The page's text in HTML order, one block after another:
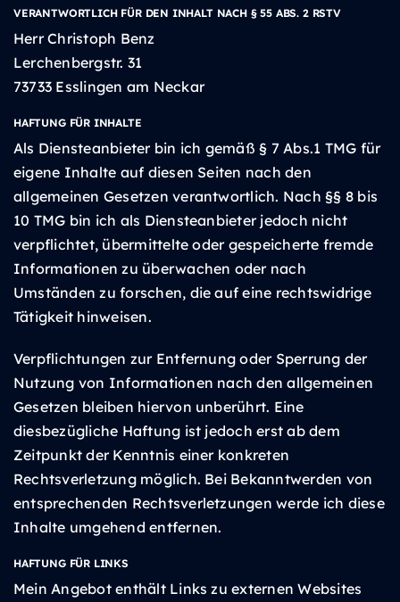
VERANTWORTLICH FÜR DEN INHALT NACH § 55 ABS. 2 RSTV
Herr Christoph Benz
Lerchenbergstr. 31
73733 Esslingen am Neckar
HAFTUNG FÜR INHALTE
Als Diensteanbieter bin ich gemäß § 7 Abs.1 TMG für
eigene Inhalte auf diesen Seiten nach den
allgemeinen Gesetzen verantwortlich. Nach §§ 8 bis
10 TMG bin ich als Diensteanbieter jedoch nicht
verpflichtet, übermittelte oder gespeicherte fremde
Informationen zu überwachen oder nach
Umständen zu forschen, die auf eine rechtswidrige
Tätigkeit hinweisen.
Verpflichtungen zur Entfernung oder Sperrung der
Nutzung von Informationen nach den allgemeinen
Gesetzen bleiben hiervon unberührt. Eine
diesbezügliche Haftung ist jedoch erst ab dem
Zeitpunkt der Kenntnis einer konkreten
Rechtsverletzung möglich. Bei Bekanntwerden von
entsprechenden Rechtsverletzungen werde ich diese
Inhalte umgehend entfernen.
HAFTUNG FÜR LINKS
Mein Angebot enthält Links zu externen Websites